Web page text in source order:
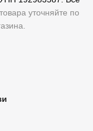
уточняйте по